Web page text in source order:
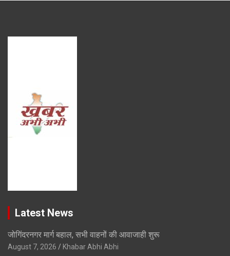
Latest News
जोगिंदरनगर मार्ग बहाल, सभी वाहनों की आवाजाही शुरू
August 7, 2026 Khabar Abhi Abhi